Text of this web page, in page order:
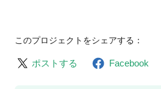
このプロジェクトをシェアする：
ポストする Facebook